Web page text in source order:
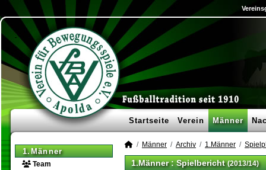
Startseite Verein Männer
1.Männer
Team
Männer Archiv 1.Männer
1.Männer :Spielbericht (2013/14)